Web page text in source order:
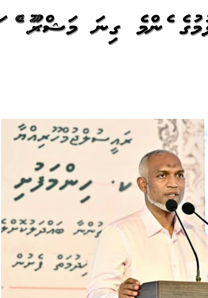
އެޅުމުގެ އެންމެ ގިނަ މަޝްރޫއު